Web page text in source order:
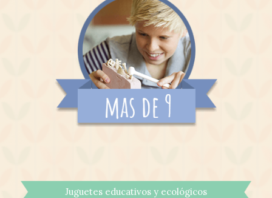
Juguetes educativos y ecológicos